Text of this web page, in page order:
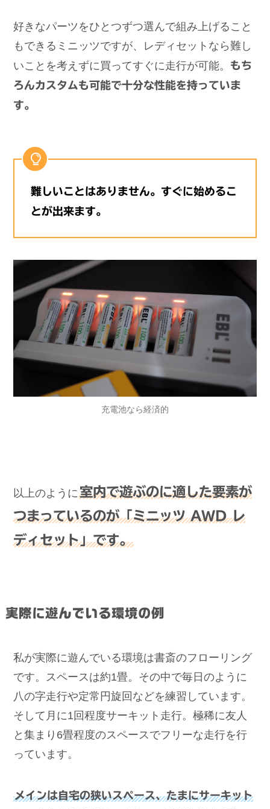
好きなパーツをひとつずつ選んで組み上げること
もできるミニッツですが、レディセットなら難し
いことを考えずに買ってすぐに走行が可能。 もち
ろんカスタムも可能で十分な性能を持っていま
す。
難しいことはありません。すぐに始めるこ
とが出来ます。
充電池なら経済的
以上のように室内で遊ぶのに適した要素が
つまっているのが「ミニッツ AWD レ
ディセット」です。
実際に遊んでいる環境の例
私が実際に遊んでいる環境は書斎のフローリング
です。スペースは約1畳。その中で毎日のように
八の字走行や定常円旋回などを練習しています。
そして月に1回程度サーキット走行。極稀に友人
と集まり6畳程度のスペースでフリーな走行を行
っています。
メインは自宅の狭いスペース、たまにサーキット